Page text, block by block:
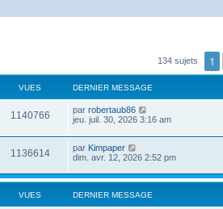
134 sujets 1
VUES DERNIER MESSAGE
1140766 par robertaub86
jeu. juil. 30, 2026 3:16 am
1136614 par Kimpaper
dim. avr. 12, 2026 2:52 pm
VUES DERNIER MESSAGE